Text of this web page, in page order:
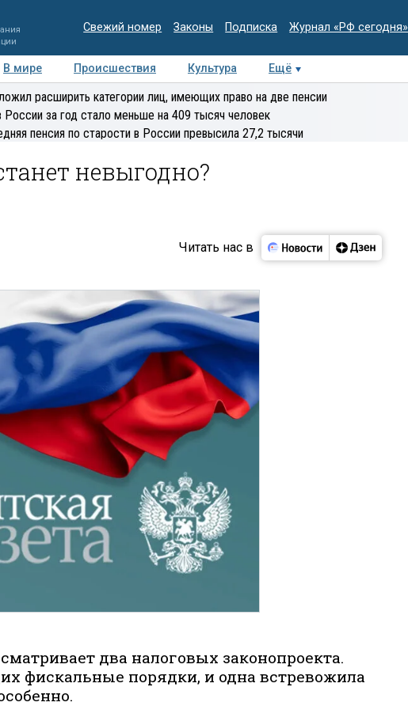
Свежий номер Законы Подписка Журнал «РФ сегодня»
В мире Происшествия Культура Ещё
Медиацентр Интервью Колумнисты
Деловая
расширить категории лиц, имеющих право на две пенсии
России за год стало меньше на 409 тысяч человек
пенсия по старости в России превысила 27,2 тысячи
невыгодно?
Читать нас в
два налоговых законопроекта.
фис­кальные порядки, и одна встревожила